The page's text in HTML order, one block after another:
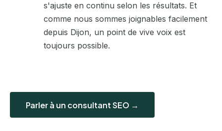
s'ajuste en continu selon les résultats. Et
comme nous sommes joignables facilement
depuis Dijon, un point de vive voix est
toujours possible.
Parler à un consultant SEO →